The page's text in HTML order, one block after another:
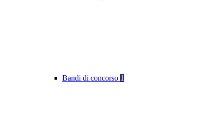
Bandi di concorso 1